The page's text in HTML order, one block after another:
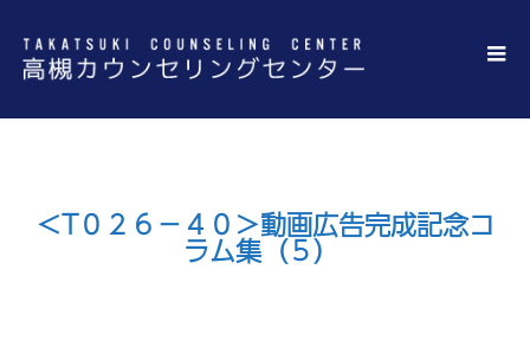
＜T０２６－４０＞動画広告完成記念コ
ラム集（５）